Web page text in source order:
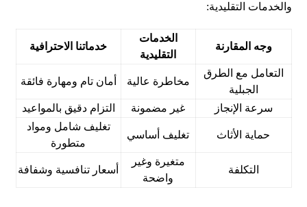
والخدمات التقليدية:
وجه المقارنة
الخدمات
التقليدية
خدماتنا الاحترافية
التعامل مع الطرق
الجبلية
مخاطرة عالية أمان تام ومهارة فائقة
سرعة الإنجاز غير مضمونة التزام دقيق بالمواعيد
حماية الأثاث تغليف أساسي
تغليف شامل ومواد
متطورة
التكلفة
متغيرة وغير
واضحة
أسعار تنافسية وشفافة